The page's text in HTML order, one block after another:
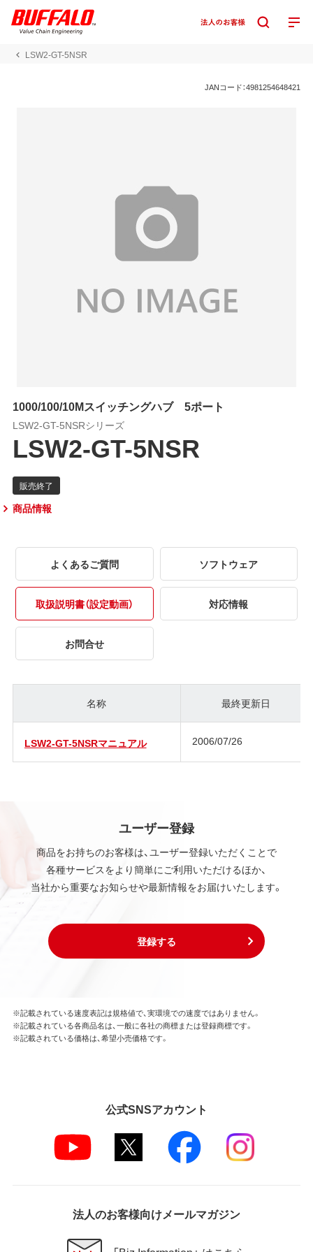
LSW2-GT-5NSR
JANコード：4981254648421
1000/100/10Mスイッチングハブ 5ポート
LSW2-GT-5NSRシリーズ
LSW2-GT-5NSR
商品情報
よくあるご質問 ソフトウェア
取扱説明書（設定動画） 対応情報
お問合せ
名称 最終更新日
LSW2-GT-5NSRマニュアル 2006/07/26
ユーザー登録
商品をお持ちのお客様は、ユーザー登録いただくことで
各種サービスをより簡単にご利用いただけるほか、
当社から重要なお知らせや最新情報をお届けいたします。
登録する
※記載されている速度表記は規格値で、実環境での速度ではありません。
※記載されている各商品名は、一般に各社の商標または登録商標です。
※記載されている価格は、希望小売価格です。
公式SNSアカウント
法人のお客様向けメールマガジン